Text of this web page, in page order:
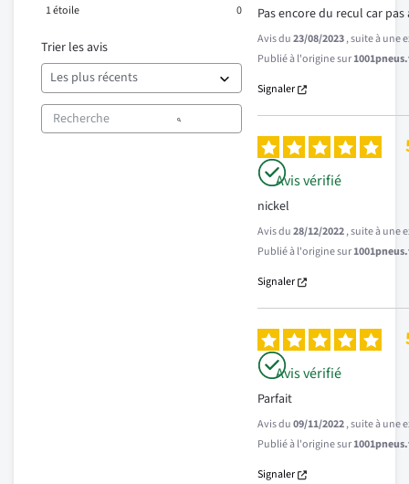
1étoile 0
Trier les avis
Pas encore du recul car
Avis du23/08/2023, suite à une
Publié à l'origine sur
Signaler
Avis vérifié
nickel
Avis du28/12/2022, suite à une
Publié à l'origine sur
Signaler
Avis vérifié
Parfait
Avis du09/11/2022, suite à une
Publié à l'origine sur
Signaler